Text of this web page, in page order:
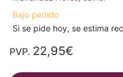
Bajo pedido
Si se pide hoy, se estima
PVP. 22,95€